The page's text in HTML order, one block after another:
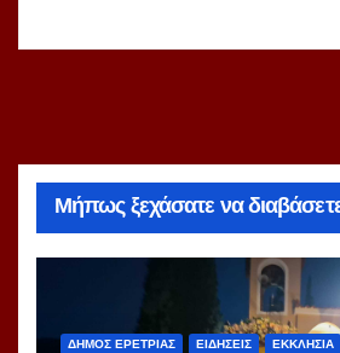
Μήπως ξεχάσατε να
ΔΗΜΟΣ ΕΡΕΤΡΙΑΣ ΕΙΔΗΣΕΙΣ ΕΚΚΛΗΣΙΑ